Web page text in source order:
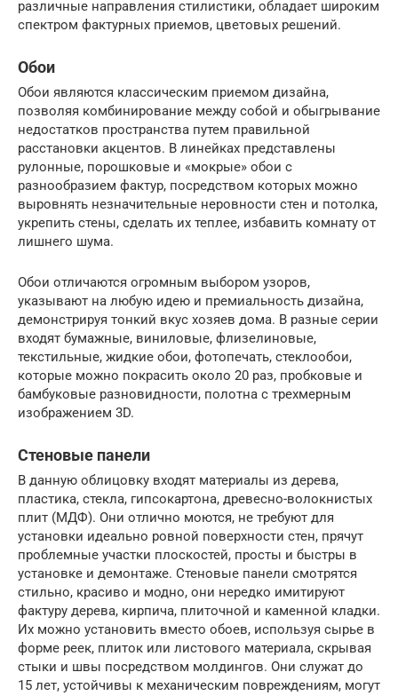
различные направления стилистики, обладает широким
спектром фактурных приемов, цветовых решений.
Обои
Обои являются классическим приемом дизайна,
позволяя комбинирование между собой и обыгрывание
недостатков пространства путем правильной
расстановки акцентов. В линейках представлены
рулонные, порошковые и «мокрые» обои с
разнообразием фактур, посредством которых можно
выровнять незначительные неровности стен и потолка,
укрепить стены, сделать их теплее, избавить комнату от
лишнего шума.
Обои отличаются огромным выбором узоров,
указывают на любую идею и премиальность дизайна,
демонстрируя тонкий вкус хозяев дома. В разные серии
входят бумажные, виниловые, флизелиновые,
текстильные, жидкие обои, фотопечать, стеклообои,
которые можно покрасить около 20 раз, пробковые и
бамбуковые разновидности, полотна с трехмерным
изображением 3D.
Стеновые панели
В данную облицовку входят материалы из дерева,
пластика, стекла, гипсокартона, древесно-волокнистых
плит (МДФ). Они отлично моются, не требуют для
установки идеально ровной поверхности стен, прячут
проблемные участки плоскостей, просты и быстры в
установке и демонтаже. Стеновые панели смотрятся
стильно, красиво и модно, они нередко имитируют
фактуру дерева, кирпича, плиточной и каменной кладки.
Их можно установить вместо обоев, используя сырье в
форме реек, плиток или листового материала, скрывая
стыки и швы посредством молдингов. Они служат до
15 лет, устойчивы к механическим повреждениям, могут